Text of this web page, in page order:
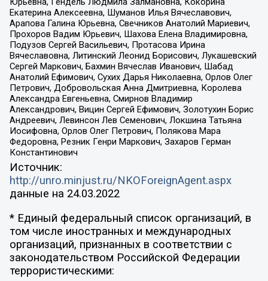
Екатерина Алексеевна, Шуманов Илья Вячеславович,
Арапова Галина Юрьевна, Свечников Анатолий Мариевич,
Прохоров Вадим Юрьевич, Шахова Елена Владимировна,
Подузов Сергей Васильевич, Протасова Ирина
Вячеславовна, Литинский Леонид Борисович, Лукашевский
Сергей Маркович, Бахмин Вячеслав Иванович, Шабад
Анатолий Ефимович, Сухих Дарья Николаевна, Орлов Олег
Петрович, Добровольская Анна Дмитриевна, Королева
Александра Евгеньевна, Смирнов Владимир
Александрович, Вицин Сергей Ефимович, Золотухин Борис
Андреевич, Левинсон Лев Семенович, Локшина Татьяна
Иосифовна, Орлов Олег Петрович, Полякова Мара
Федоровна, Резник Генри Маркович, Захаров Герман
Константинович
Источник:
http://unro.minjust.ru/NKOForeignAgent.aspx
данные на 24.03.2022
* Единый федеральный список организаций, в
том числе иностранных и международных
организаций, признанных в соответствии с
законодательством Российской Федерации
террористическими: